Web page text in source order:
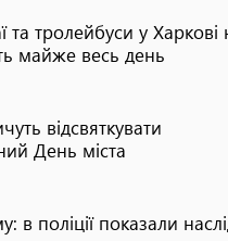
та тролейбуси у Харкові
майже весь день
відсвяткувати
День міста
в поліції показали